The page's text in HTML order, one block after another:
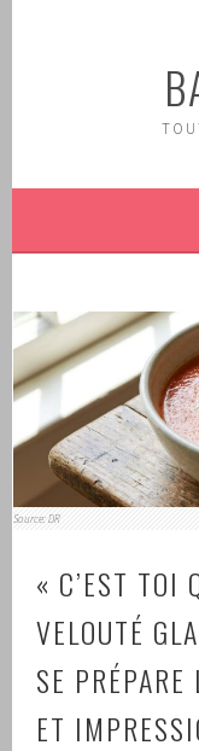
Source: DR
« C’EST TOI
VELOUTÉ
SE
ET